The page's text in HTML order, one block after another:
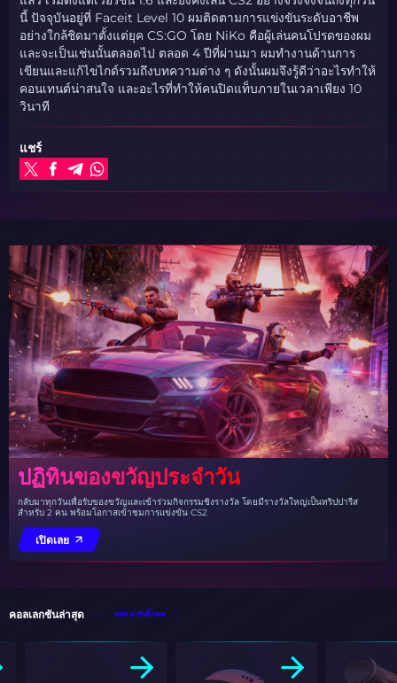
นี้ ปัจจุบันอยู่ที่ Faceit Level 10 ผมติดตามการแข่งขันระดับอาชีพ
อย่างใกล้ชิดมาตั้งแต่ยุค CS:GO โดย NiKo คือผู้เล่นคนโปรดของผม
และจะเป็นเช่นนั้นตลอดไป ตลอด 4 ปีที่ผ่านมา ผมทำงานด้านการ
เขียนและแก้ไขไกด์รวมถึงบทความต่าง ๆ ดังนั้นผมจึงรู้ดีว่าอะไรทำให้
คอนเทนต์น่าสนใจ และอะไรที่ทำให้คนปิดแท็บภายในเวลาเพียง 10
วินาที
แชร์
ปฏิทินของขวัญประจำวัน
กลับมาทุกวันเพื่อรับของขวัญและเข้าร่วมกิจกรรมชิงรางวัล โดยมีรางวัลใหญ่เป็นทริปปารีส
สำหรับ 2 คน พร้อมโอกาสเข้าชมการแข่งขัน CS2
เปิดเลย
คอลเลกชันล่าสุด คอลเลกชันทั้งหมด